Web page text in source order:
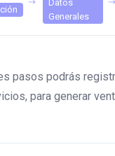
Datos
Generales
pasos podrás
para generar